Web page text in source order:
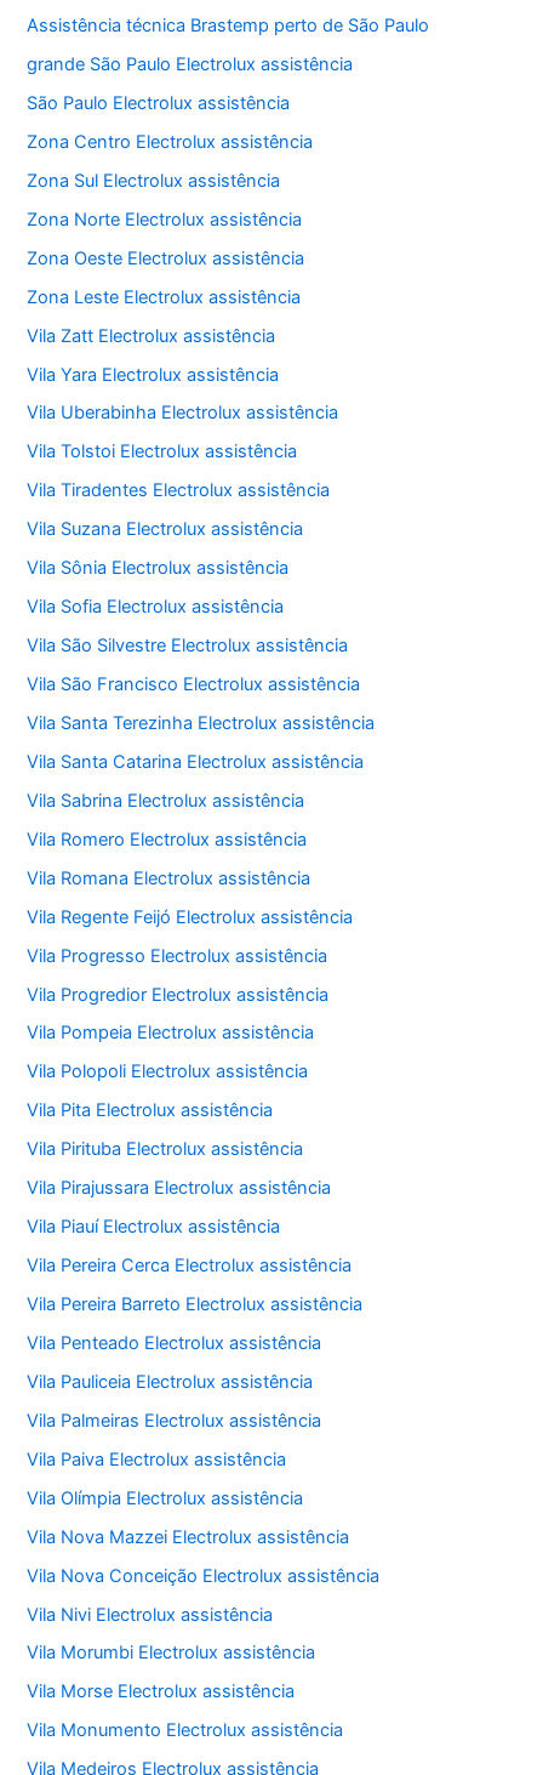
Assistência técnica Brastemp perto de São Paulo
grande São Paulo Electrolux assistência
São Paulo Electrolux assistência
Zona Centro Electrolux assistência
Zona Sul Electrolux assistência
Zona Norte Electrolux assistência
Zona Oeste Electrolux assistência
Zona Leste Electrolux assistência
Vila Zatt Electrolux assistência
Vila Yara Electrolux assistência
Vila Uberabinha Electrolux assistência
Vila Tolstoi Electrolux assistência
Vila Tiradentes Electrolux assistência
Vila Suzana Electrolux assistência
Vila Sônia Electrolux assistência
Vila Sofia Electrolux assistência
Vila São Silvestre Electrolux assistência
Vila São Francisco Electrolux assistência
Vila Santa Terezinha Electrolux assistência
Vila Santa Catarina Electrolux assistência
Vila Sabrina Electrolux assistência
Vila Romero Electrolux assistência
Vila Romana Electrolux assistência
Vila Regente Feijó Electrolux assistência
Vila Progresso Electrolux assistência
Vila Progredior Electrolux assistência
Vila Pompeia Electrolux assistência
Vila Polopoli Electrolux assistência
Vila Pita Electrolux assistência
Vila Pirituba Electrolux assistência
Vila Pirajussara Electrolux assistência
Vila Piauí Electrolux assistência
Vila Pereira Cerca Electrolux assistência
Vila Pereira Barreto Electrolux assistência
Vila Penteado Electrolux assistência
Vila Pauliceia Electrolux assistência
Vila Palmeiras Electrolux assistência
Vila Paiva Electrolux assistência
Vila Olímpia Electrolux assistência
Vila Nova Mazzei Electrolux assistência
Vila Nova Conceição Electrolux assistência
Vila Nivi Electrolux assistência
Vila Morumbi Electrolux assistência
Vila Morse Electrolux assistência
Vila Monumento Electrolux assistência
Vila Medeiros Electrolux assistência